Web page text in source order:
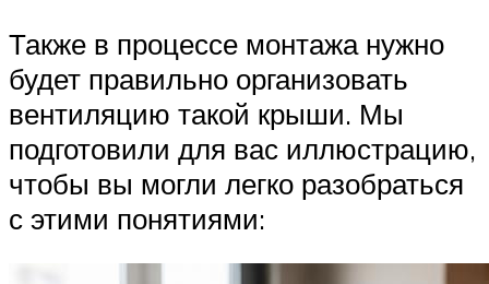
Также в процессе монтажа нужно
будет правильно организовать
вентиляцию такой крыши. Мы
подготовили для вас иллюстрацию,
чтобы вы могли легко разобраться
с этими понятиями: